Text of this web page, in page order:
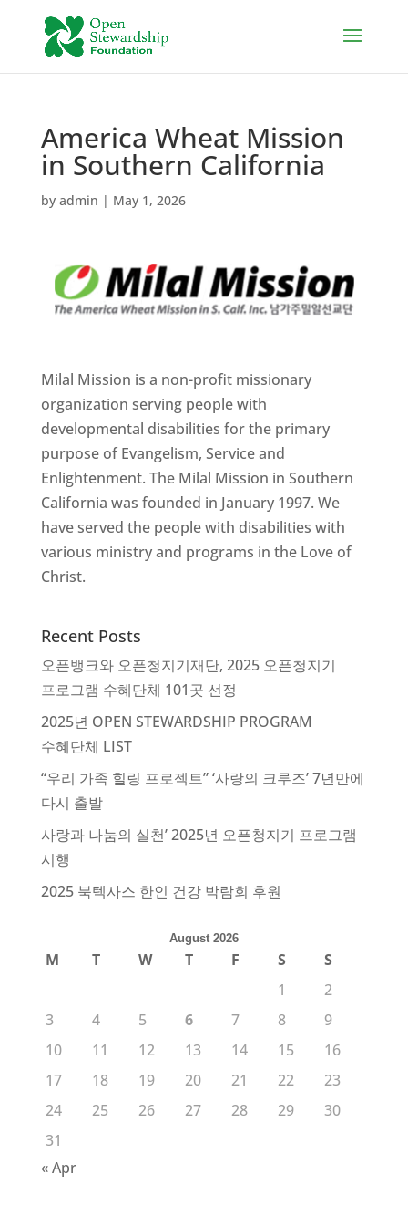
America Wheat Mission
in Southern California
by admin | May 1, 2026
Milal Mission is a non-profit missionary
organization serving people with
developmental disabilities for the primary
purpose of Evangelism, Service and
Enlightenment. The Milal Mission in Southern
California was founded in January 1997. We
have served the people with disabilities with
various ministry and programs in the Love of
Christ.
Recent Posts
오픈뱅크와 오픈청지기재단, 2025 오픈청지기
프로그램 수혜단체 101곳 선정
2025년 OPEN STEWARDSHIP PROGRAM
수혜단체 LIST
“우리 가족 힐링 프로젝트” ‘사랑의 크루즈’ 7년만에
다시 출발
사랑과 나눔의 실천’ 2025년 오픈청지기 프로그램
시행
2025 북텍사스 한인 건강 박람회 후원
August 2026
M T W T F S
S
1
2
3
4 5 6 7 8
9
10
11 12 13 14 15
16
17
18 19 20 21 22
23
24
25 26 27 28 29
30
31
« Apr